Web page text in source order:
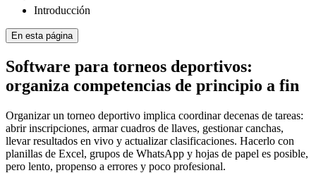
Introducción
En esta página
Software para torneos deportivos:
organiza competencias de principio a fin
Organizar un torneo deportivo implica coordinar decenas de tareas:
abrir inscripciones, armar cuadros de llaves, gestionar canchas,
llevar resultados en vivo y actualizar clasificaciones. Hacerlo con
planillas de Excel, grupos de WhatsApp y hojas de papel es posible,
pero lento, propenso a errores y poco profesional.